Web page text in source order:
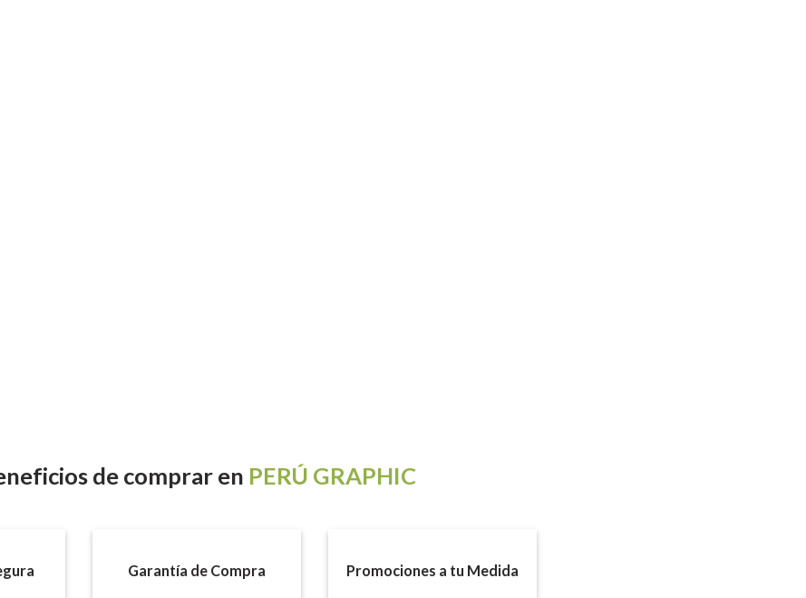
de comprar en PERÚ GRAPHIC
Garantía de Compra Promociones a tu Medida